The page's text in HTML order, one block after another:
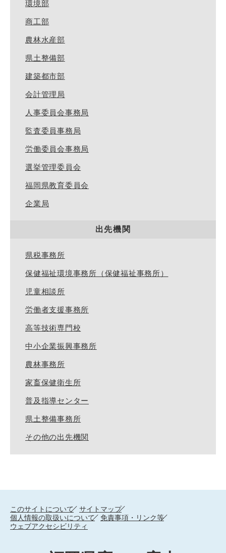
環境部
商工部
農林水産部
県土整備部
建築都市部
会計管理局
人事委員会事務局
監査委員事務局
労働委員会事務局
選挙管理委員会
福岡県教育委員会
企業局
出先機関
県税事務所
保健福祉環境事務所（保健福祉事務所）
児童相談所
労働者支援事務所
高等技術専門校
中小企業振興事務所
農林事務所
家畜保健衛生所
普及指導センター
県土整備事務所
その他の出先機関
このサイトについて
サイトマップ
個人情報の取扱いについて
免責事項・リンク等
ウェブアクセシビリティ